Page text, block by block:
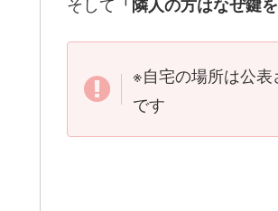
※自宅の場所は公
です